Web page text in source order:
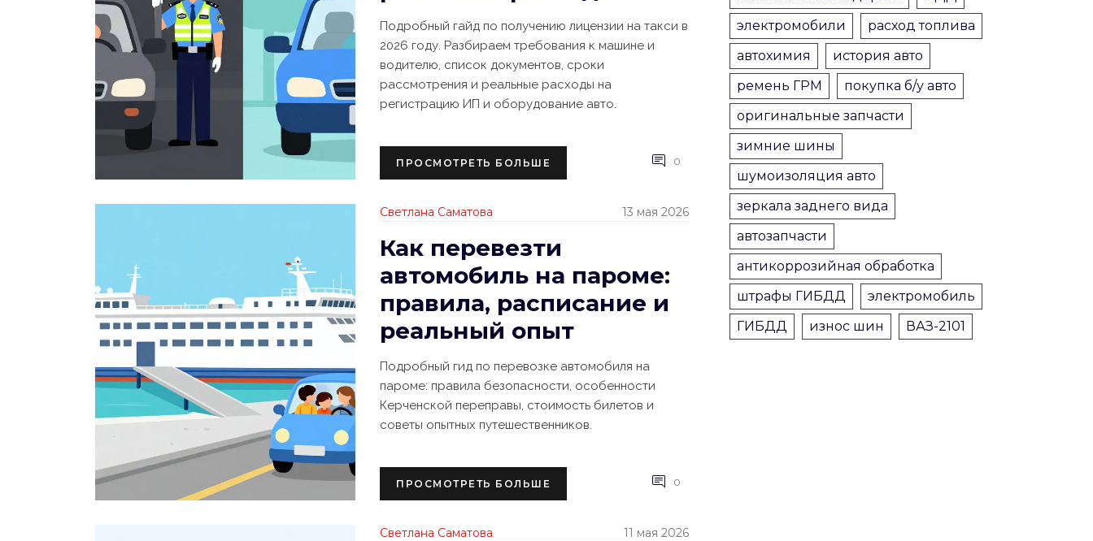
Подробный гайд по получению лицензии на такси в
2026 году. Разбираем требования к машине и
водителю, список документов, сроки
рассмотрения и реальные расходы на
регистрацию ИП и оборудование авто.
ПРОСМОТРЕТЬ БОЛЬШЕ 0
Светлана Саматова 13 мая 2026
Как перевезти
автомобиль на пароме:
правила, расписание и
реальный опыт
Подробный гид по перевозке автомобиля на
пароме: правила безопасности, особенности
Керченской переправы, стоимость билетов и
советы опытных путешественников.
ПРОСМОТРЕТЬ БОЛЬШЕ 0
Светлана Саматова 11 мая 2026
электромобили
расход топлива
автохимия
история авто
ремень ГРМ
покупка б/у авто
оригинальные запчасти
зимние шины
шумоизоляция авто
зеркала заднего вида
автозапчасти
антикоррозийная обработка
штрафы ГИБДД
электромобиль
ГИБДД
износ шин ВАЗ-2101